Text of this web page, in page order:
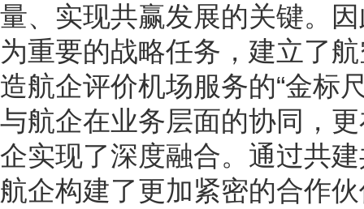
量、实现共赢发展的关键。
为重要的战略任务，建立了
造航企评价机场服务的“金标
与航企在业务层面的协同，
企实现了深度融合。通过共
航企构建了更加紧密的合作